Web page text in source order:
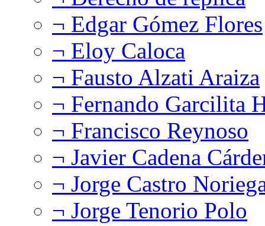
¬ Edgar Gómez Flores
¬ Eloy Caloca
¬ Fausto Alzati Araiza
¬ Fernando Garcilita
¬ Francisco Reynoso
¬ Javier Cadena
¬ Jorge Castro
¬ Jorge Tenorio Polo